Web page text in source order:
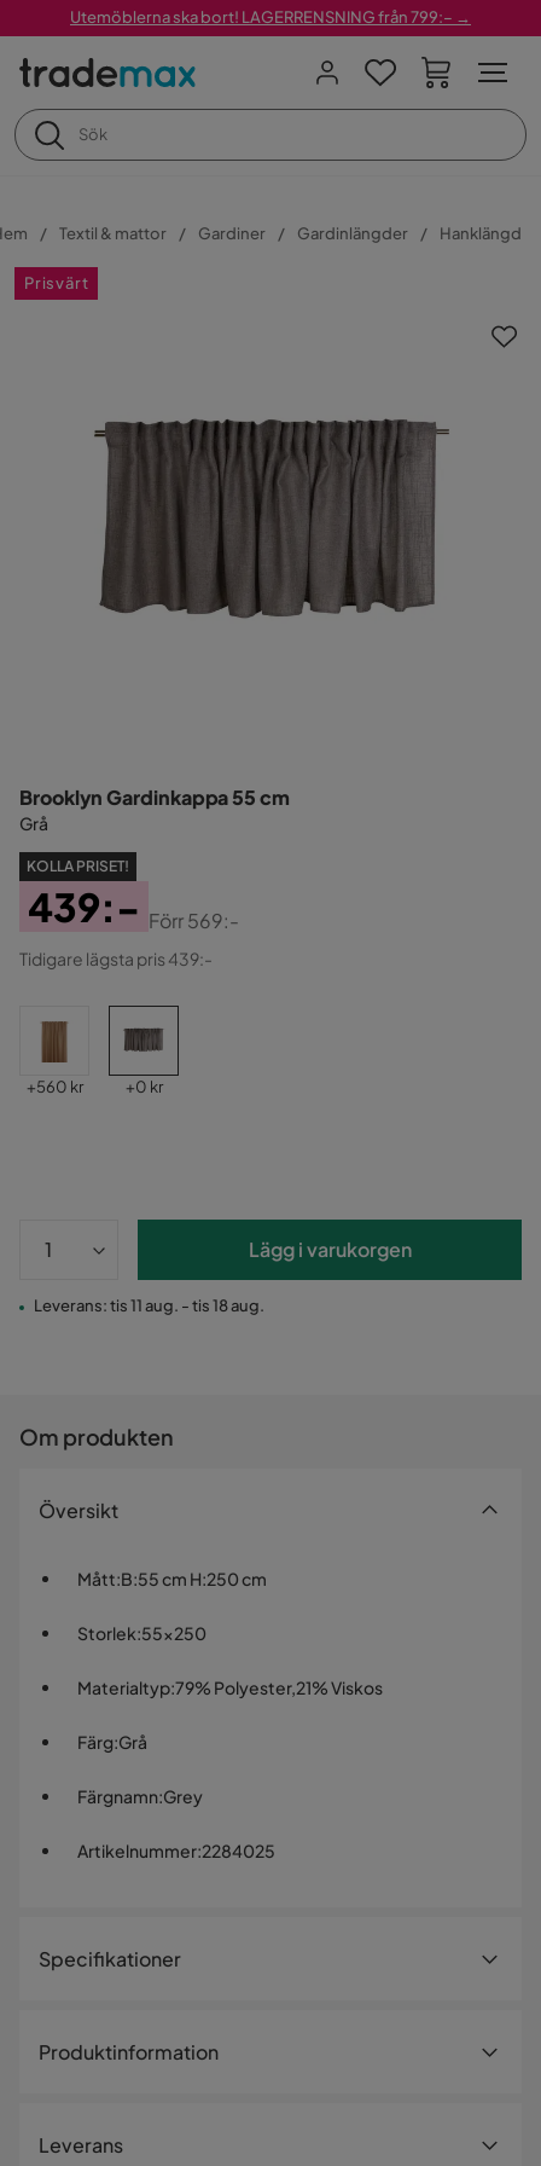
Utemöblerna ska bort! LAGERRENSNING från 799:– →
Textil & mattor Gardiner Gardinlängder Hanklängd
Prisvärt
Brooklyn Gardinkappa 55 cm
Grå
KOLLA PRISET!
Pris
439:-
Original
Förr569:-
Tidigare lägsta pris 439:-
Pris
+560 kr Pris
+0 kr
Lägg i varukorgen
Leverans: tis 11 aug. - tis 18 aug.
Om produkten
Översikt
Mått:B:55 cm H:250 cm
Storlek:55x250
Materialtyp:79% Polyester,21% Viskos
Färg:Grå
Färgnamn:Grey
Artikelnummer:2284025
Specifikationer
Storlek
Produktinformation
Leverans